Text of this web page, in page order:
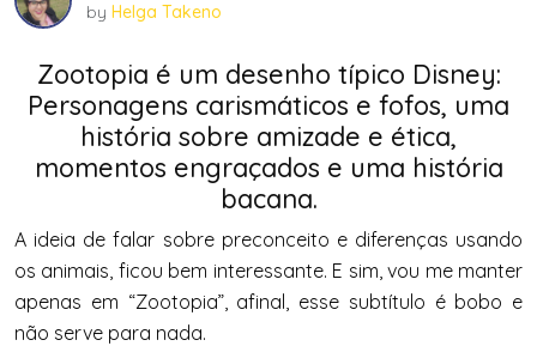
by Helga Takeno
Zootopia é um desenho típico Disney:
Personagens carismáticos e fofos, uma
história sobre amizade e ética,
momentos engraçados e uma história
bacana.
A ideia de falar sobre preconceito e diferenças usando
os animais, ficou bem interessante. E sim, vou me manter
apenas em “Zootopia”, afinal, esse subtítulo é bobo e
não serve para nada.